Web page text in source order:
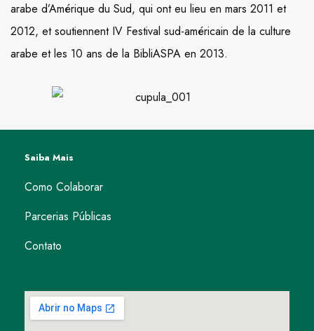
arabe d’Amérique du Sud, qui ont eu lieu en mars 2011 et
2012, et soutiennent IV Festival sud-américain de la culture
arabe et les 10 ans de la BibliASPA en 2013.
Saiba Mais
Como Colaborar
Parcerias Públicas
Contato